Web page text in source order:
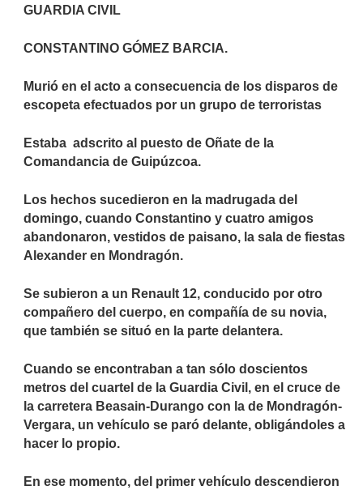
GUARDIA CIVIL
CONSTANTINO GÓMEZ BARCIA.
Murió en el acto a consecuencia de los disparos de
escopeta efectuados por un grupo de terroristas
Estaba adscrito al puesto de Oñate de la
Comandancia de Guipúzcoa.
Los hechos sucedieron en la madrugada del
domingo, cuando Constantino y cuatro amigos
abandonaron, vestidos de paisano, la sala de fiestas
Alexander en Mondragón.
Se subieron a un Renault 12, conducido por otro
compañero del cuerpo, en compañía de su novia,
que también se situó en la parte delantera.
Cuando se encontraban a tan sólo doscientos
metros del cuartel de la Guardia Civil, en el cruce de
la carretera Beasain-Durango con la de Mondragón-
Vergara, un vehículo se paró delante, obligándoles a
hacer lo propio.
En ese momento, del primer vehículo descendieron